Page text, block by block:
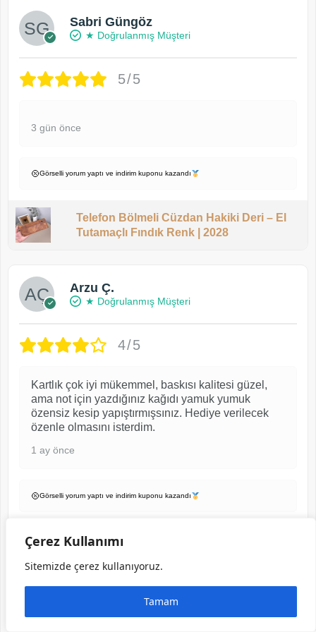
Çerez Kullanımı
Sitemizde çerez kullanıyoruz.
Tamam
Sabri Güngöz
★ Doğrulanmış Müşteri
5/5
3 gün önce
Görselli yorum yaptı ve indirim kuponu kazandı
Telefon Bölmeli Cüzdan Hakiki Deri – El
Tutamaçlı Fındık Renk | 2028
Arzu Ç.
★ Doğrulanmış Müşteri
4/5
Kartlık çok iyi mükemmel, baskısı kalitesi güzel,
ama not için yazdığınız kağıdı yamuk yumuk
özensiz kesip yapıştırmışsınız. Hediye verilecek
özenle olmasını isterdim.
1 ay önce
Görselli yorum yaptı ve indirim kuponu kazandı
Erkek Kartlık – Fındık İnce Hakiki Deri |